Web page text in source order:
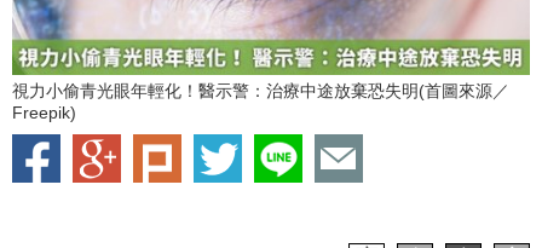
視力小偷青光眼年輕化！醫示警：治療中途放棄恐失明(首圖來源／
Freepik)